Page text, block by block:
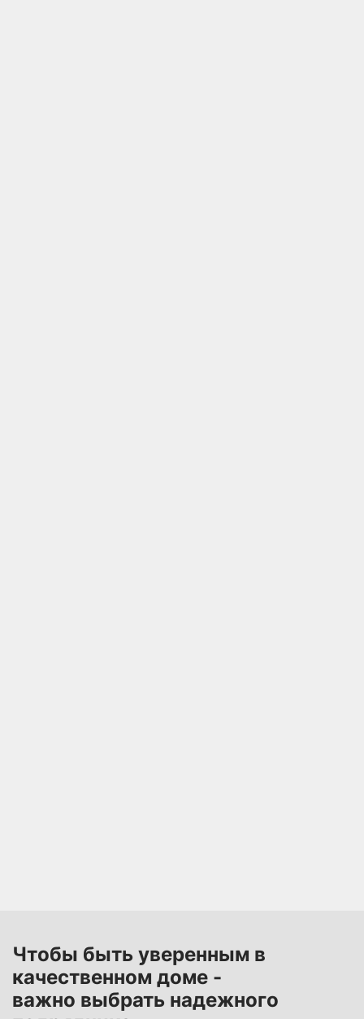
Чтобы быть уверенным в
качественном доме -
важно выбрать надежного